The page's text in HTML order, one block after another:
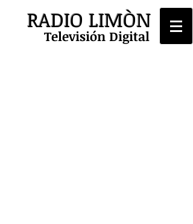
RADIO LIMÒN
Televisión Digital